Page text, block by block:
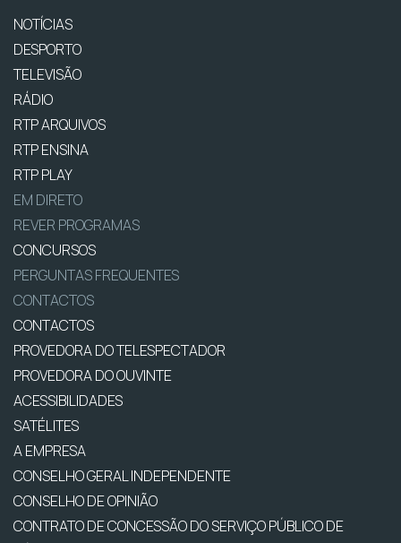
NOTÍCIAS
DESPORTO
TELEVISÃO
RÁDIO
RTP ARQUIVOS
RTP ENSINA
RTP PLAY
EM DIRETO
REVER PROGRAMAS
CONCURSOS
PERGUNTAS FREQUENTES
CONTACTOS
CONTACTOS
PROVEDORA DO TELESPECTADOR
PROVEDORA DO OUVINTE
ACESSIBILIDADES
SATÉLITES
A EMPRESA
CONSELHO GERAL INDEPENDENTE
CONSELHO DE OPINIÃO
CONTRATO DE CONCESSÃO DO SERVIÇO PÚBLICO DE